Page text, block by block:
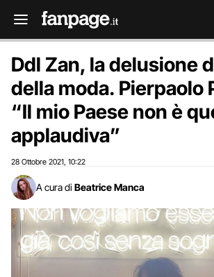
Ddl Zan, la delusione
della moda. Pierpaolo
“Il mio Paese non è
applaudiva”
28 Ottobre 2021 10:22
A cura di Beatrice Manca